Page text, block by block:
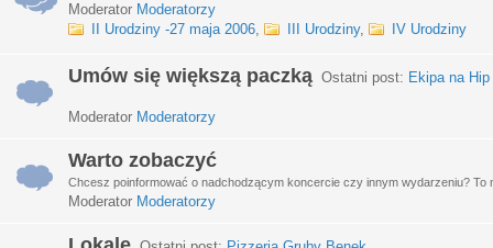
Moderator Moderatorzy
II Urodziny -27 maja 2006, III Urodziny, IV Urodziny
Umów się większą paczką Ostatni post: Ekipa na
Moderator Moderatorzy
Warto zobaczyć
Chcesz poinformować o nadchodzącym koncercie czy innym wydarzeniu? To
Moderator Moderatorzy